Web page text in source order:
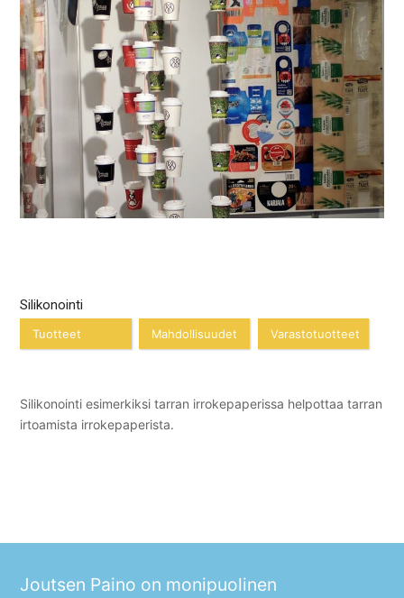
Silikonointi
Tuotteet Mahdollisuudet Varastotuotteet
Silikonointi esimerkiksi tarran irrokepaperissa helpottaa tarran
irtoamista irrokepaperista.
Joutsen Paino on monipuolinen